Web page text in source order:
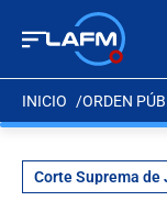
INICIO ORDEN
Corte Suprema de